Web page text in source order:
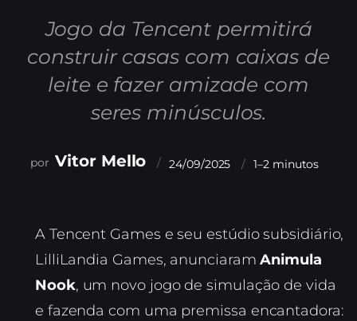
Jogo da Tencent permitirá
construir casas com caixas de
leite e fazer amizade com
seres minúsculos.
Vitor Mello 24/09/2025 1–2 minutos
A Tencent Games e seu estúdio subsidiário,
LilliLandia Games, anunciaramAnimula
Nook, um novo jogo de simulação de vida
e fazenda com uma premissa encantadora: